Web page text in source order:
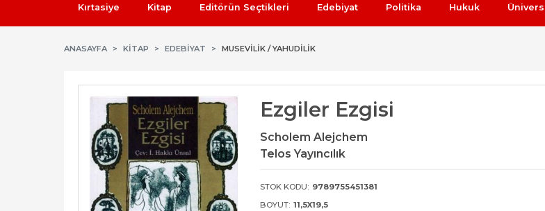
Kırtasiye Kitap Editörün Seçtikleri Edebiyat Politika Hukuk
ANASAYFA KİTAP EDEBIYAT MUSEVILIK / YAHUDILIK
Ezgiler Ezgisi
Scholem Alejchem
Telos Yayıncılık
STOK KODU: 9789755451381
BOYUT: 11,5X19,5